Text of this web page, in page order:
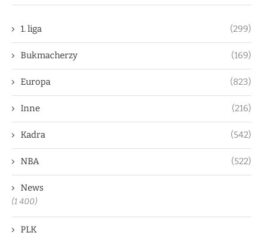
1. liga (299)
Bukmacherzy (169)
Europa (823)
Inne (216)
Kadra (542)
NBA (522)
News
(1 400)
PLK